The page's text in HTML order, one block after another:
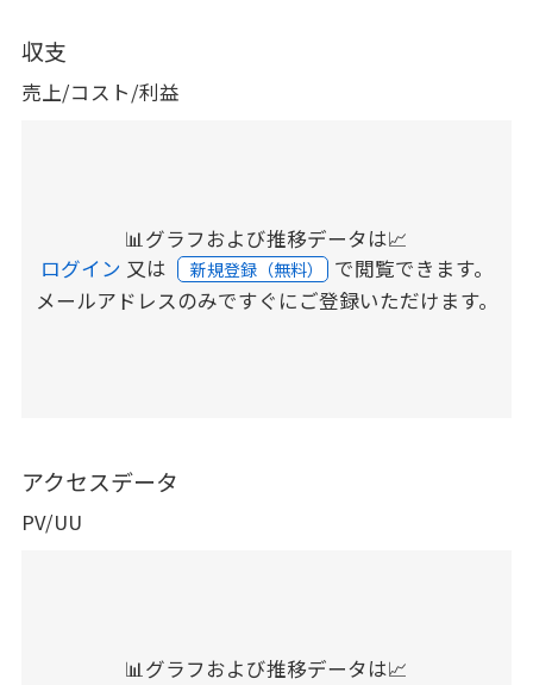
収支
売上/コスト/利益
📊グラフおよび推移データは📈
ログイン 又は 新規登録（無料） で閲覧できます。
メールアドレスのみですぐにご登録いただけます。
アクセスデータ
PV/UU
📊グラフおよび推移データは📈